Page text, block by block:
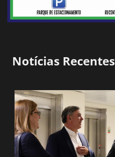
Notícias Recentes